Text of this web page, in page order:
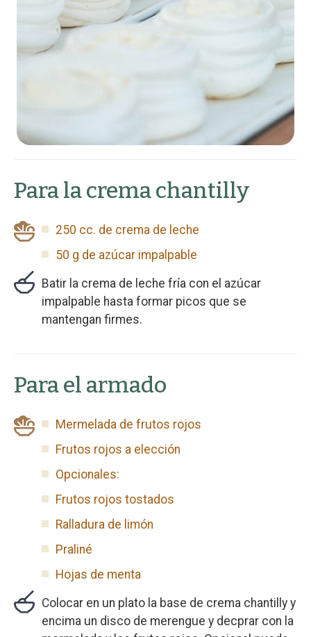
Para la crema chantilly
250 cc. de crema de leche
50 g de azúcar impalpable
Batir la crema de leche fría con el azúcar
impalpable hasta formar picos que se
mantengan firmes.
Para el armado
Mermelada de frutos rojos
Frutos rojos a elección
Opcionales:
Frutos rojos tostados
Ralladura de limón
Praliné
Hojas de menta
Colocar en un plato la base de crema chantilly y
encima un disco de merengue y decprar con la